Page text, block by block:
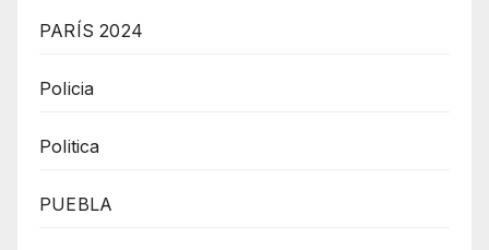
PARÍS 2024
Policia
Politica
PUEBLA